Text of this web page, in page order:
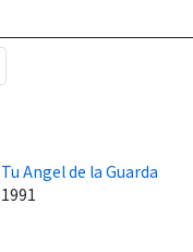
Tu Angel de la Guarda
1991